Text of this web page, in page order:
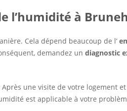
l’humidité à
Cela dépend beaucoup de l’
demandez un diagnostic
une visite de votre logement
est applicable à votre